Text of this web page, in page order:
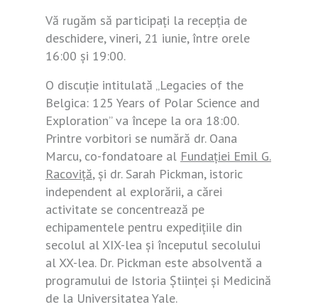
Vă rugăm să participați la recepția de
deschidere, vineri, 21 iunie, între orele
16:00 și 19:00.
O discuție intitulată „Legacies of the
Belgica: 125 Years of Polar Science and
Exploration” va începe la ora 18:00.
Printre vorbitori se numără dr. Oana
Marcu, co-fondatoare al Fundației Emil G.
Racoviță, și dr. Sarah Pickman, istoric
independent al explorării, a cărei
activitate se concentrează pe
echipamentele pentru expedițiile din
secolul al XIX-lea și începutul secolului
al XX-lea. Dr. Pickman este absolventă a
programului de Istoria Științei și Medicină
de la Universitatea Yale.